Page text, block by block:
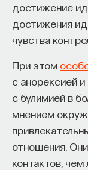
достижение
достижения
чувства
При этом
с анорексией
с булимией в
мнением
отношения.
контактов,